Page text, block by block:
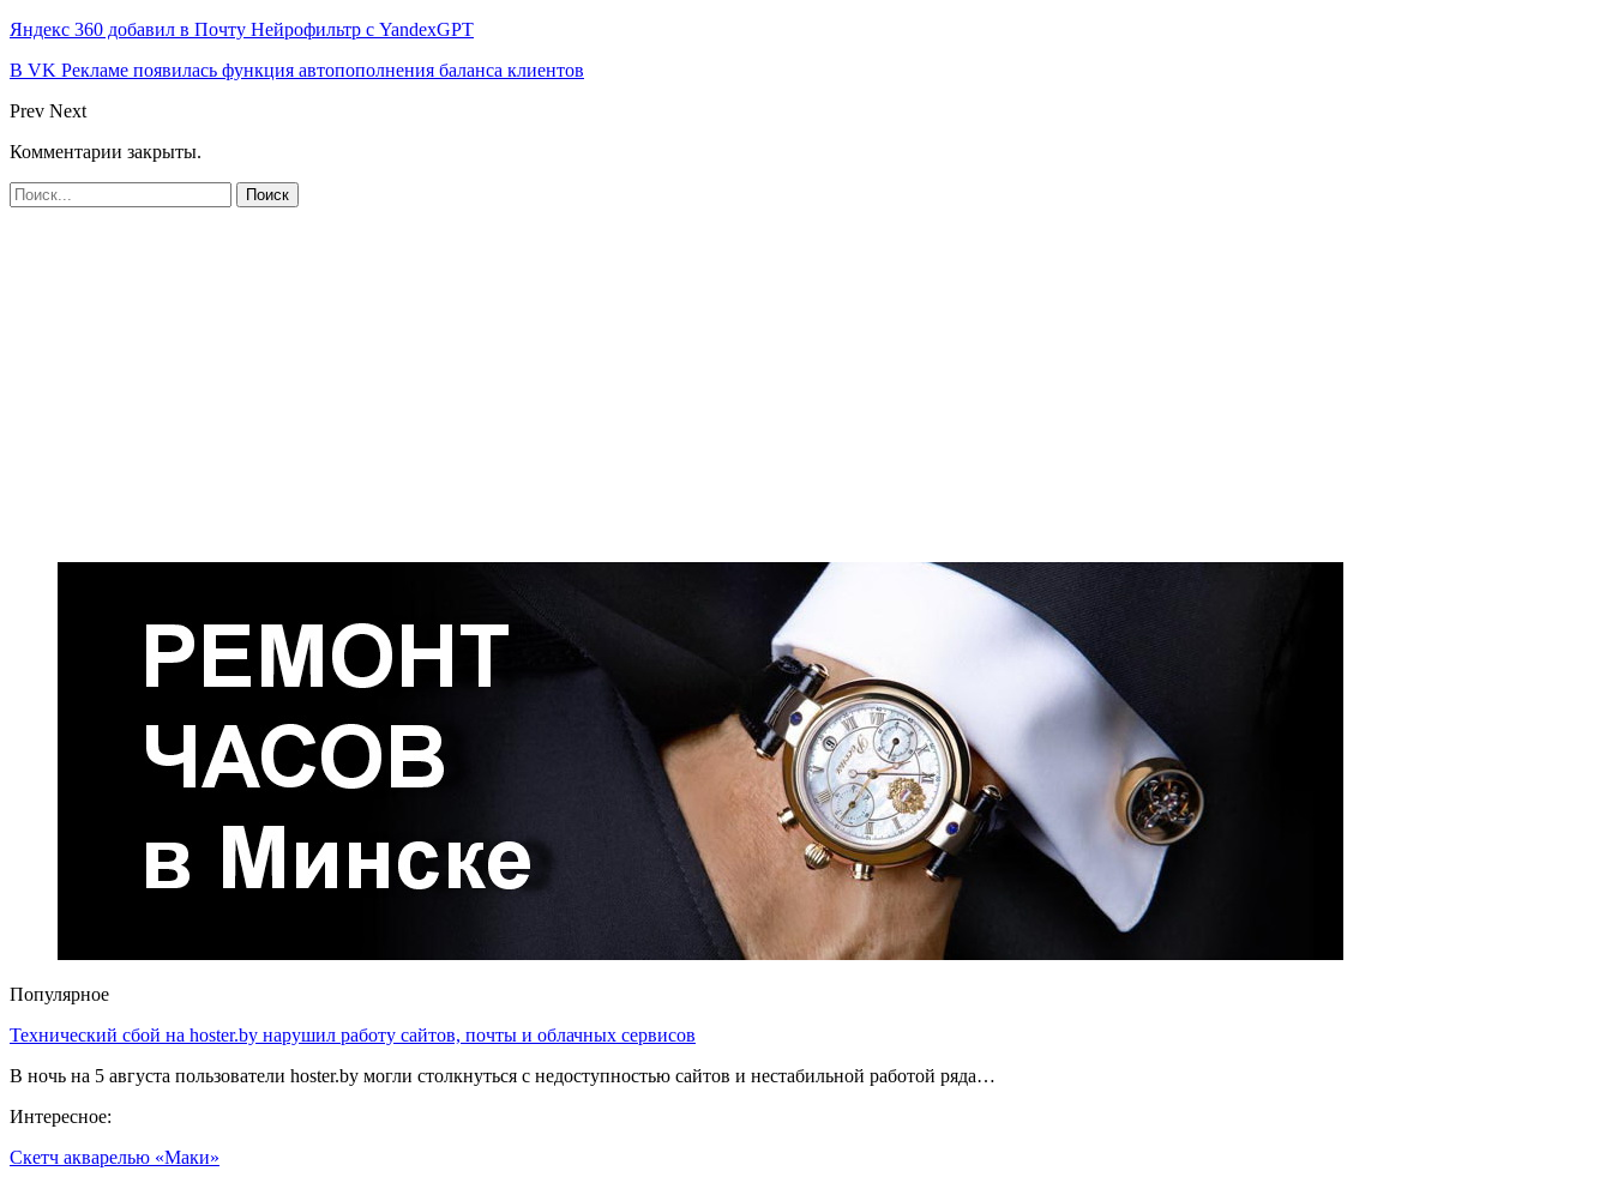
Яндекс 360 добавил в Почту Нейрофильтр с YandexGPT
В VK Рекламе появилась функция автопополнения баланса клиентов
Prev Next
Комментарии закрыты.
Популярное
Технический сбой на hoster.by нарушил работу сайтов, почты и облачных сервисов
В ночь на 5 августа пользователи hoster.by могли столкнуться с недоступностью сайтов и нестабильной работой ряда…
Интересное:
Скетч акварелью «Маки»